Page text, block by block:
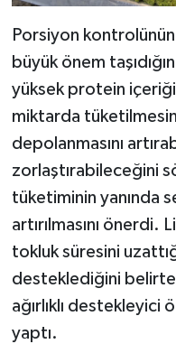
Porsiyon
büyük önem
yüksek protein
miktarda
depolanmasını
zorlaştırabileceğini
tüketiminin yanında
artırılmasını önerdi.
tokluk süresini
desteklediğini
ağırlıklı destekleyici
yaptı.